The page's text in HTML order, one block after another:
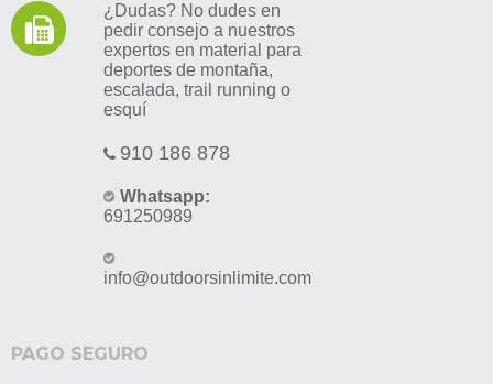
¿Dudas? No dudes en
pedir consejo a nuestros
expertos en material para
deportes de montaña,
escalada, trail running o
esquí
910 186 878
Whatsapp:
691250989
info@outdoorsinlimite.com
PAGO SEGURO